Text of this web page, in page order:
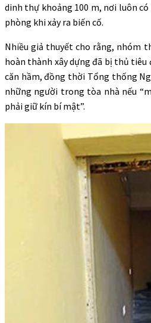
dinh thự khoảng 100 m, nơi luôn
phòng khi xảy ra biến cố.
Nhiều giả thuyết cho rằng, nhóm
hoàn thành xây dựng đã bị thủ tiêu
căn hầm, đồng thời Tổng thống
những người trong tòa nhà nếu
phải giữ kín bí mật”.